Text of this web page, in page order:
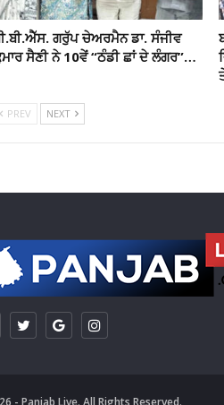
ਗਰੁੱਪ ਚੇਅਰਮੈਨ ਡਾ. ਸੰਜੀਵ
ਸੈਣੀ ਨੇ 10ਵੇਂ “ਠੰਡੀ ਛਾਂ ਦੇ ਲੰਗਰ”…
PREV NEXT
- Panjab Live. All Rights Reserved.